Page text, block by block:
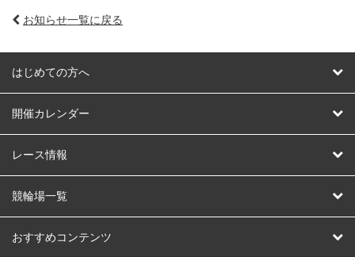
お知らせ一覧に戻る
はじめての方へ
はじめての方へ
開催カレンダー
競輪
オートレース
競輪くじ
レース情報
レース予想
レース結果
競輪場一覧
北日本 函館競輪場
おすすめコンテンツ